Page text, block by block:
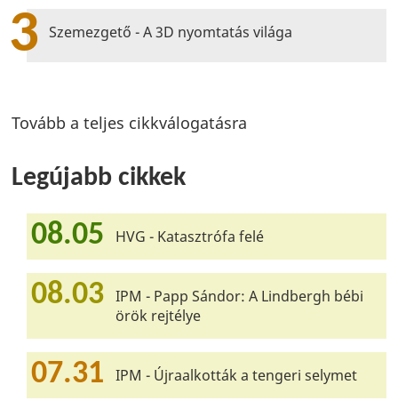
3 Szemezgető - A 3D nyomtatás világa
Tovább a teljes cikkválogatásra
Legújabb cikkek
08.05 HVG - Katasztrófa felé
08.03
IPM - Papp Sándor: A Lindbergh bébi
örök rejtélye
07.31 IPM - Újraalkották a tengeri selymet